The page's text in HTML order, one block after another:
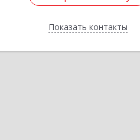
Показать контакты
Назад